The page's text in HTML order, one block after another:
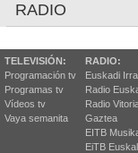
RADIO
TELEVISIÓN:
Programación tv
Programas tv
Vídeos tv
Vaya semanita
RADIO:
Euskadi
Radio
Radio
Gaztea
EITB
EiTB